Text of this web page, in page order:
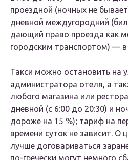
проездной (ночных не
дневной междугородний
дающий право проезда как
городским транспортом) — в
Такси можно остановить на
администратора отеля, а
любого магазина или
дневной (с 6:00 до 20:30) и
дороже на 15 %); тариф на
времени суток не зависит. О
лучше договариваться
по-гречески могут немного